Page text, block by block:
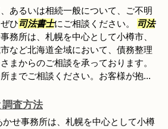
あるいは相続一般について、ご不明
ひ司法書士にご相談ください。
司法
務所は、札幌を中心として小樽市、
など北海道全域において、債務整理
まからのご相談を承っております。
までご相談ください。お客様が抱...
査方法
かせ事務所は、札幌を中心として小樽